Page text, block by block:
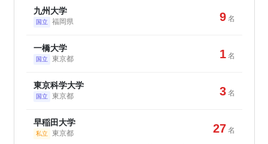
九州大学
国立 福岡県 9 名
一橋大学
国立 東京都 1 名
東京科学大学
国立 東京都 3 名
早稲田大学
私立 東京都 27 名